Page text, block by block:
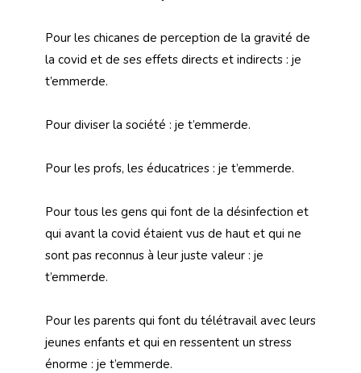
Pour les chicanes de perception de la gravité de
la covid et de ses effets directs et indirects : je
t’emmerde.
Pour diviser la société : je t’emmerde.
Pour les profs, les éducatrices : je t’emmerde.
Pour tous les gens qui font de la désinfection et
qui avant la covid étaient vus de haut et qui ne
sont pas reconnus à leur juste valeur : je
t’emmerde.
Pour les parents qui font du télétravail avec leurs
jeunes enfants et qui en ressentent un stress
énorme : je t’emmerde.